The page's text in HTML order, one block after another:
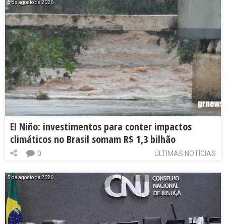
5 de agosto de 2026
El Niño: investimentos para conter impactos
climáticos no Brasil somam R$ 1,3 bilhão
ÚLTIMAS NOTÍCIAS
0
5 de agosto de 2026